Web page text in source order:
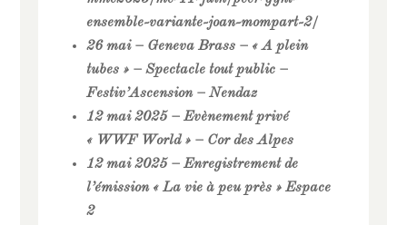
ensemble-variante-joan-mompart-2/
26 mai – Geneva Brass – « A plein
tubes » – Spectacle tout public –
Festiv’Ascension – Nendaz
12 mai 2025 – Evènement privé
« WWF World » – Cor des Alpes
12 mai 2025 – Enregistrement de
l’émission « La vie à peu près » Espace
2